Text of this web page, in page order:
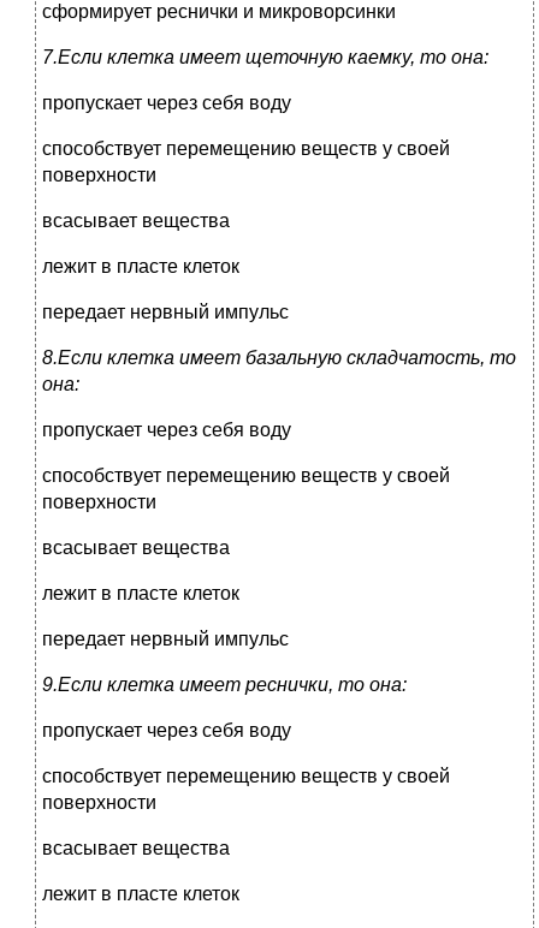
сформирует реснички и микроворсинки
7.Если клетка имеет щеточную каемку, то она:
пропускает через себя воду
способствует перемещению веществ у своей
поверхности
всасывает вещества
лежит в пласте клеток
передает нервный импульс
8.Если клетка имеет базальную складчатость, то
она:
пропускает через себя воду
способствует перемещению веществ у своей
поверхности
всасывает вещества
лежит в пласте клеток
передает нервный импульс
9.Если клетка имеет реснички, то она:
пропускает через себя воду
способствует перемещению веществ у своей
поверхности
всасывает вещества
лежит в пласте клеток